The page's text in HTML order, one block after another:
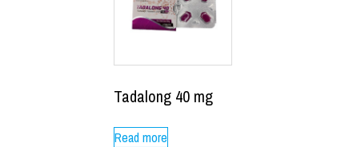
Tadalong 40 mg
Read more